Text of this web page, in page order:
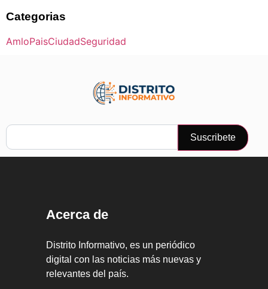
Categorias
AmloPaisCiudadSeguridad
Suscribete
Acerca de
Distrito Informativo, es un periódico
digital con las noticias más nuevas y
relevantes del país.